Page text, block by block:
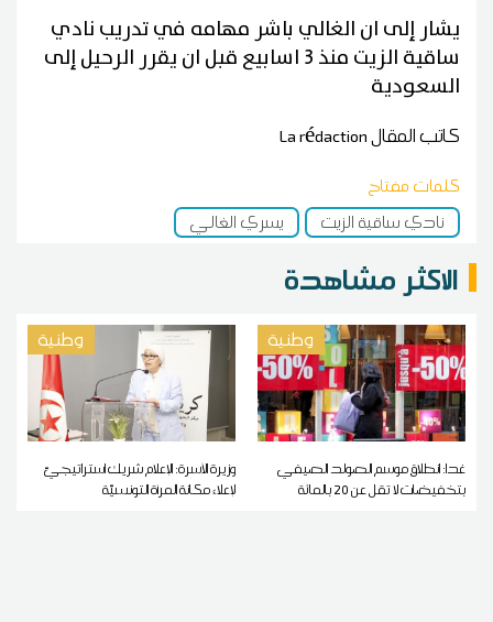
يشار إلى ان الغالي باشر مهامه في تدريب نادي
ساقية الزيت منذ 3 اسابيع قبل ان يقرر الرحيل إلى
السعودية
كاتب المقالLa rédaction
كلمات مفتاح
نادي ساقية الزيت
يسري الغالي
الاكثر مشاهدة
وطنية
غدا: انطلاق موسم الصولد الصيفي
بتخفيضات لا تقل عن 20 بالمائة
وطنية
وزيرة الأسرة: الإعلام شريك استراتيجيّ
لإعلاء مكانة المرأة التونسيّة